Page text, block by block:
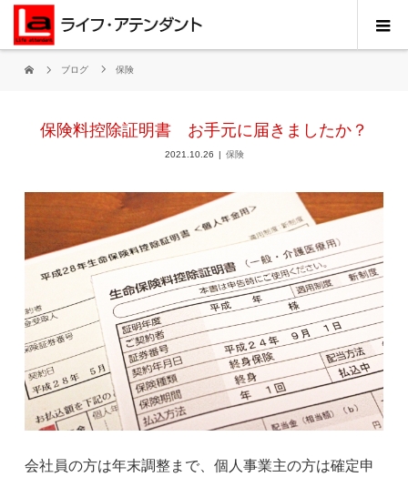
ブログ 保険
保険料控除証明書 お手元に届きましたか？
2021.10.26 保険
会社員の方は年末調整まで、個人事業主の方は確定申